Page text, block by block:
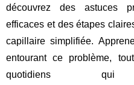
découvrez des astuces
efficaces et des étapes
capillaire simplifiée.
entourant ce problème,
quotidiens